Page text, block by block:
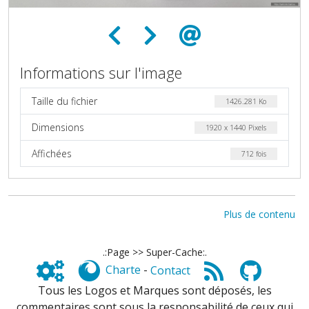
Informations sur l'image
Taille du fichier 1426.281 Ko
Dimensions 1920 x 1440 Pixels
Affichées 712 fois
Plus de contenu
.:Page >> Super-Cache:.
Charte - Contact
Tous les Logos et Marques sont déposés, les